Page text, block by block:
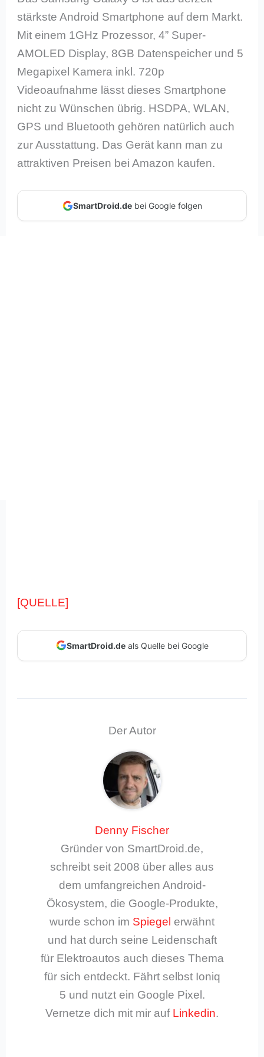
stärkste Android Smartphone auf dem Markt.
Mit einem 1GHz Prozessor, 4” Super-
AMOLED Display, 8GB Datenspeicher und 5
Megapixel Kamera inkl. 720p
Videoaufnahme lässt dieses Smartphone
nicht zu Wünschen übrig. HSDPA, WLAN,
GPS und Bluetooth gehören natürlich auch
zur Ausstattung. Das Gerät kann man zu
attraktiven Preisen bei Amazon kaufen.
SmartDroid.debei Google folgen
[QUELLE]
SmartDroid.deals Quelle bei Google
Der Autor
Denny Fischer
Gründer von SmartDroid.de,
schreibt seit 2008 über alles aus
dem umfangreichen Android-
Ökosystem, die Google-Produkte,
wurde schon im Spiegel erwähnt
und hat durch seine Leidenschaft
für Elektroautos auch dieses Thema
für sich entdeckt. Fährt selbst Ioniq
5 und nutzt ein Google Pixel.
Vernetze dich mit mir auf Linkedin.